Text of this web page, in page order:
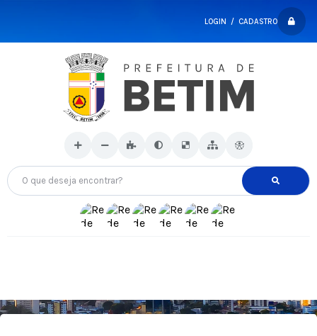
LOGIN / CADASTRO
O que deseja encontrar?